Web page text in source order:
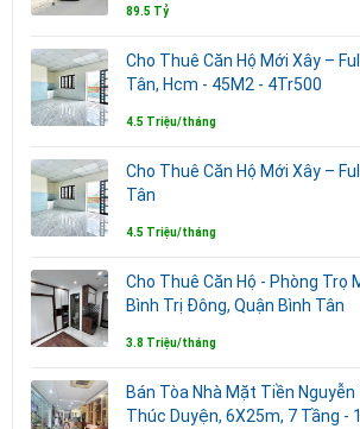
89.5 Tỷ
Cho Thuê Căn Hộ Mới Xây –
Tân, Hcm - 45M2 - 4Tr500
4.5 Triệu/tháng
Cho Thuê Căn Hộ Mới Xây –
Tân
4.5 Triệu/tháng
Cho Thuê Căn Hộ - Phòng Trọ
Bình Trị Đông, Quận Bình Tân
3.8 Triệu/tháng
Bán Tòa Nhà Mặt Tiền Nguyễn
Thúc Duyện, 6X25m, 7 Tầng -